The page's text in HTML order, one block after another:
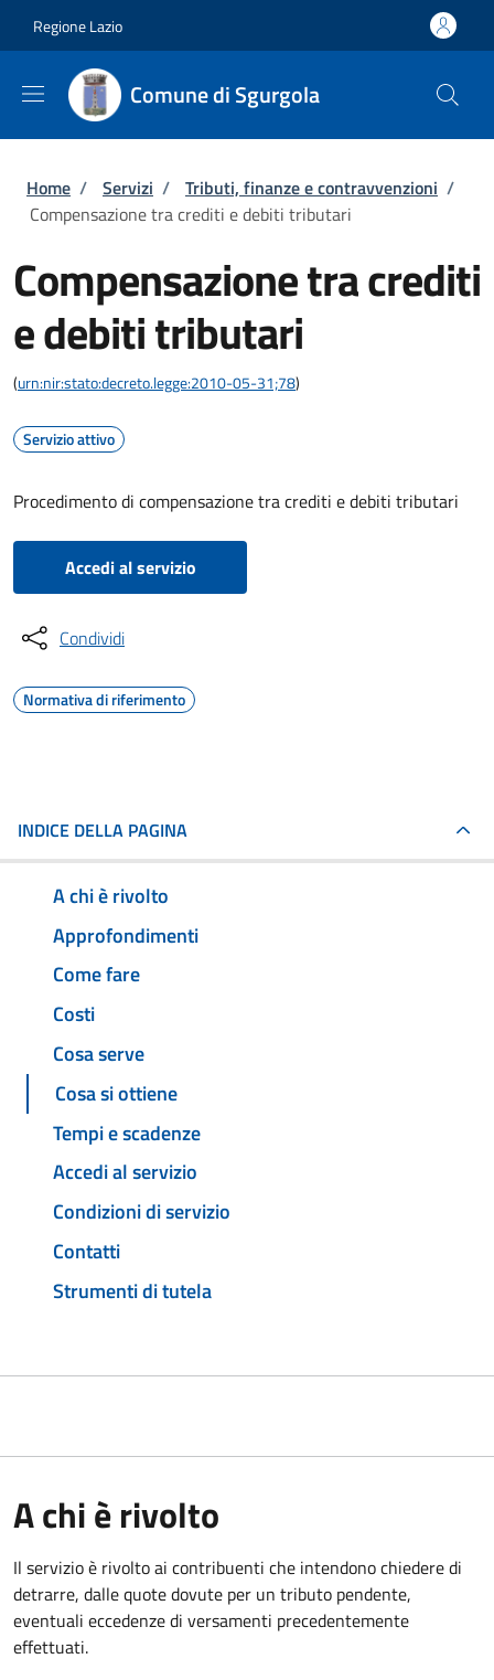
Regione Lazio
Comune di Sgurgola
Briciole di pane
Home / Servizi / Tributi, finanze e contravvenzioni /
Compensazione tra crediti e debiti tributari
Compensazione tra crediti
e debiti tributari
(urn:nir:stato:decreto.legge:2010-05-31;78)
Servizio attivo
Procedimento di compensazione tra crediti e debiti tributari
Accedi al servizio
Condividi
Normativa di riferimento
INDICE DELLA PAGINA
A chi è rivolto
Approfondimenti
Come fare
Costi
Cosa serve
Cosa si ottiene
Tempi e scadenze
Accedi al servizio
Condizioni di servizio
Contatti
Strumenti di tutela
A chi è rivolto
Il servizio è rivolto ai contribuenti che intendono chiedere di
detrarre, dalle quote dovute per un tributo pendente,
eventuali eccedenze di versamenti precedentemente
effettuati.